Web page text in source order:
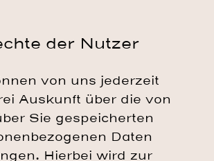
der Nutzer
von uns jederzeit
Auskunft über die von
Sie gespeicherten
Daten
Hierbei wird zur